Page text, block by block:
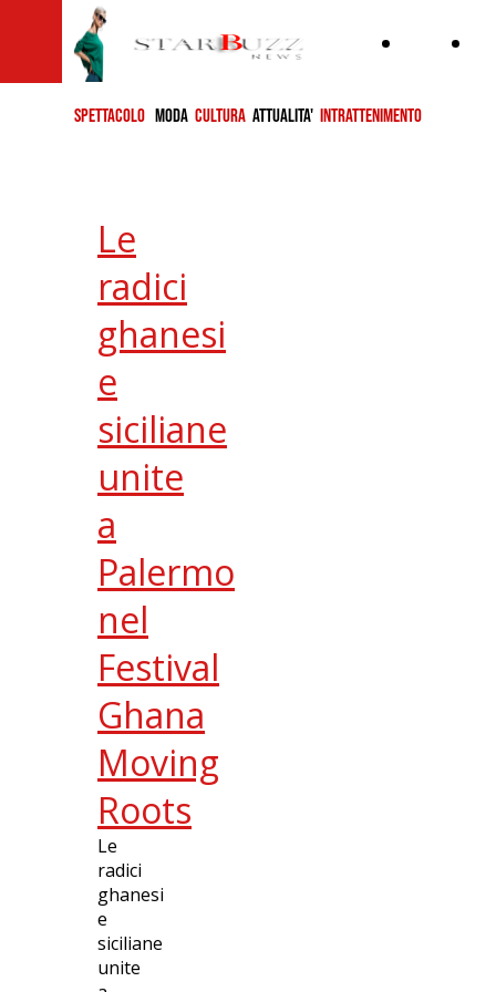
SPETTACOLO MODA CULTURA ATTUALITA' INTRATTENIMENTO
Le
radici
ghanesi
e
siciliane
unite
a
Palermo
nel
Festival
Ghana
Moving
Roots
Le
radici
ghanesi
e
siciliane
unite